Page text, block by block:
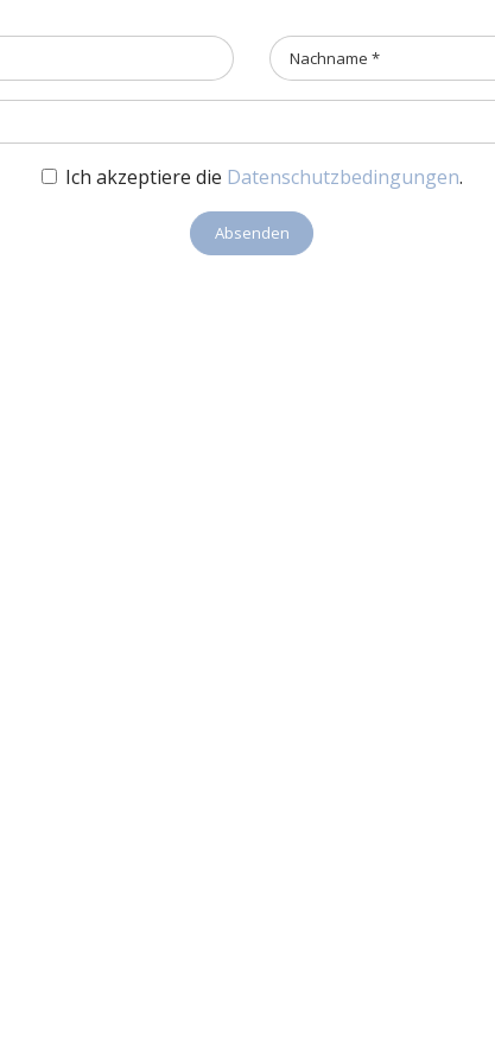
Ich akzeptiere die Datenschutzbedingungen.
Absenden